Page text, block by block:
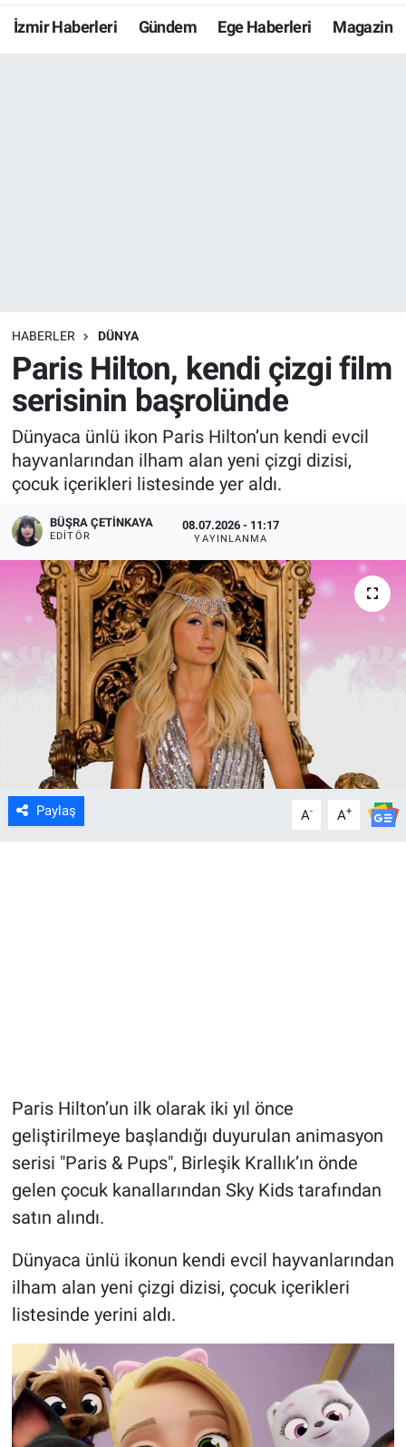
İzmir Haberleri Gündem Ege Haberleri Magazin
HABERLER DÜNYA
Paris Hilton, kendi çizgi film
serisinin başrolünde
Dünyaca ünlü ikon Paris Hilton’un kendi evcil
hayvanlarından ilham alan yeni çizgi dizisi,
çocuk içerikleri listesinde yer aldı.
BÜŞRA ÇETINKAYA
EDITÖR
08.07.2026 - 11:17
YAYINLANMA
Paylaş A- A+
Paris Hilton’un ilk olarak iki yıl önce
geliştirilmeye başlandığı duyurulan animasyon
serisi "Paris & Pups", Birleşik Krallık’ın önde
gelen çocuk kanallarından Sky Kids tarafından
satın alındı.
Dünyaca ünlü ikonun kendi evcil hayvanlarından
ilham alan yeni çizgi dizisi, çocuk içerikleri
listesinde yerini aldı.
Resmi İlanlar